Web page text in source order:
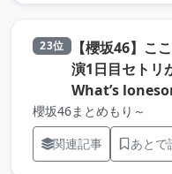
23位
【櫻坂46】こ
演1日目セトリ
What’s
櫻坂46まとめもり～
関連記事
あとで